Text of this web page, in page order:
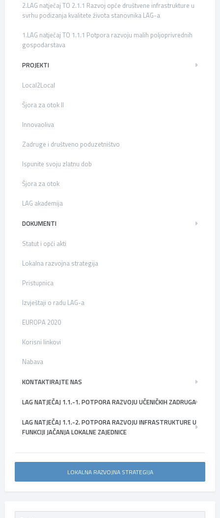
2.LAG natječaj TO 2.1.1 Razvoj opće društvene infrastrukture u
svrhu podizanja kvalitete života stanovnika LAG-a
1.LAG natječaj TO 1.1.1 Potpora razvoju malih poljoprivrednih
gospodarstava
PROJEKTI
Local2Local
Šjora za otok II
Innovaoliva
Zadruge i društveno poduzetništvo
Ispunite svoju zlatnu dob
Šjora za otok
LAG akademija
DOKUMENTI
Statut i opći akti
Lokalna razvojna strategija
Pristupnica
Izvještaji o radu LAG-a
EUROPA 2020
Korisni linkovi
Nabava
KONTAKTIRAJTE NAS
LAG NATJEČAJ 1.1.-1. POTPORA RAZVOJU UČENIČKIH ZADRUGA
LAG NATJEČAJ 1.1.-2. POTPORA RAZVOJU INFRASTRUKTURE U
FUNKCIJI JAČANJA LOKALNE ZAJEDNICE
LOKALNA RAZVOJNA STRATEGIJA